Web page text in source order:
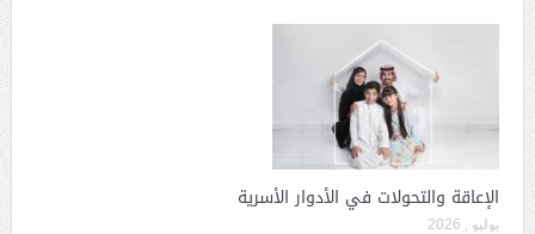
الإعاقة والتحولات في الأدوار الأسرية
يوليو , 2026